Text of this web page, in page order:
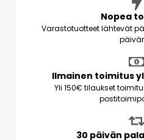
Nopea
Varastotuotteet lähtevät
Ilmainen toimitus
Yli 150€ tilaukset
30 päivän